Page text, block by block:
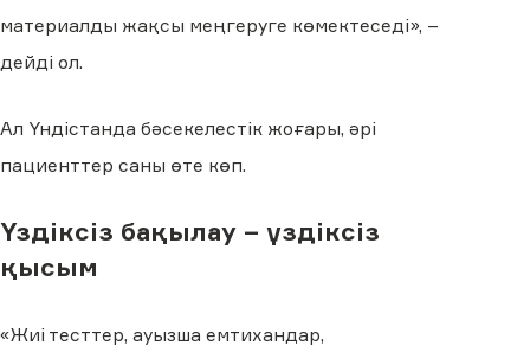
материалды жақсы меңгеруге көмектеседі», –
дейді ол.
Ал Үндістанда бәсекелестік жоғары, әрі
пациенттер саны өте көп.
Үздіксіз бақылау – үздіксіз
қысым
«Жиі тесттер, ауызша емтихандар,